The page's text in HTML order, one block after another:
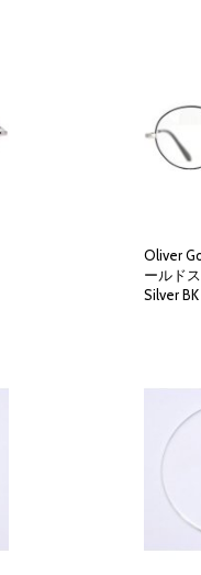
Oliver
ールド
Silver